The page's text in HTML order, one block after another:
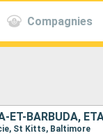
Compagnies
St Kitts, Baltimore